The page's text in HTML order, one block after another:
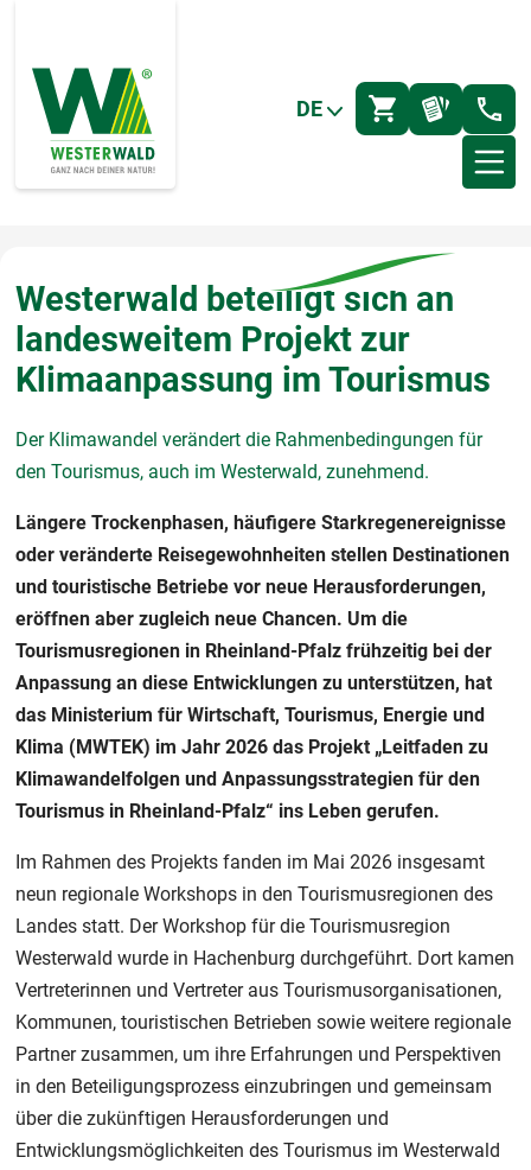
DE
Westerwald beteiligt sich an
landesweitem Projekt zur
Klimaanpassung im Tourismus
Der Klimawandel verändert die Rahmenbedingungen für
den Tourismus, auch im Westerwald, zunehmend.
Längere Trockenphasen, häufigere Starkregenereignisse
oder veränderte Reisegewohnheiten stellen Destinationen
und touristische Betriebe vor neue Herausforderungen,
eröffnen aber zugleich neue Chancen. Um die
Tourismusregionen in Rheinland-Pfalz frühzeitig bei der
Anpassung an diese Entwicklungen zu unterstützen, hat
das Ministerium für Wirtschaft, Tourismus, Energie und
Klima (MWTEK) im Jahr 2026 das Projekt „Leitfaden zu
Klimawandelfolgen und Anpassungsstrategien für den
Tourismus in Rheinland-Pfalz“ ins Leben gerufen.
Im Rahmen des Projekts fanden im Mai 2026 insgesamt
neun regionale Workshops in den Tourismusregionen des
Landes statt. Der Workshop für die Tourismusregion
Westerwald wurde in Hachenburg durchgeführt. Dort kamen
Vertreterinnen und Vertreter aus Tourismusorganisationen,
Kommunen, touristischen Betrieben sowie weitere regionale
Partner zusammen, um ihre Erfahrungen und Perspektiven
in den Beteiligungsprozess einzubringen und gemeinsam
über die zukünftigen Herausforderungen und
Entwicklungsmöglichkeiten des Tourismus im Westerwald